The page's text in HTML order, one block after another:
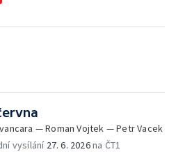
— Roman Vojtek — Petr Vacek
vysílání 27. 6. 2026na ČT1